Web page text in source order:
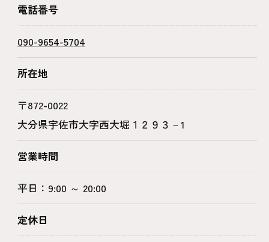
電話番号
090-9654-5704
所在地
〒872-0022
大分県宇佐市大字西大堀１２９３－1
営業時間
平日：9:00 ～ 20:00
定休日